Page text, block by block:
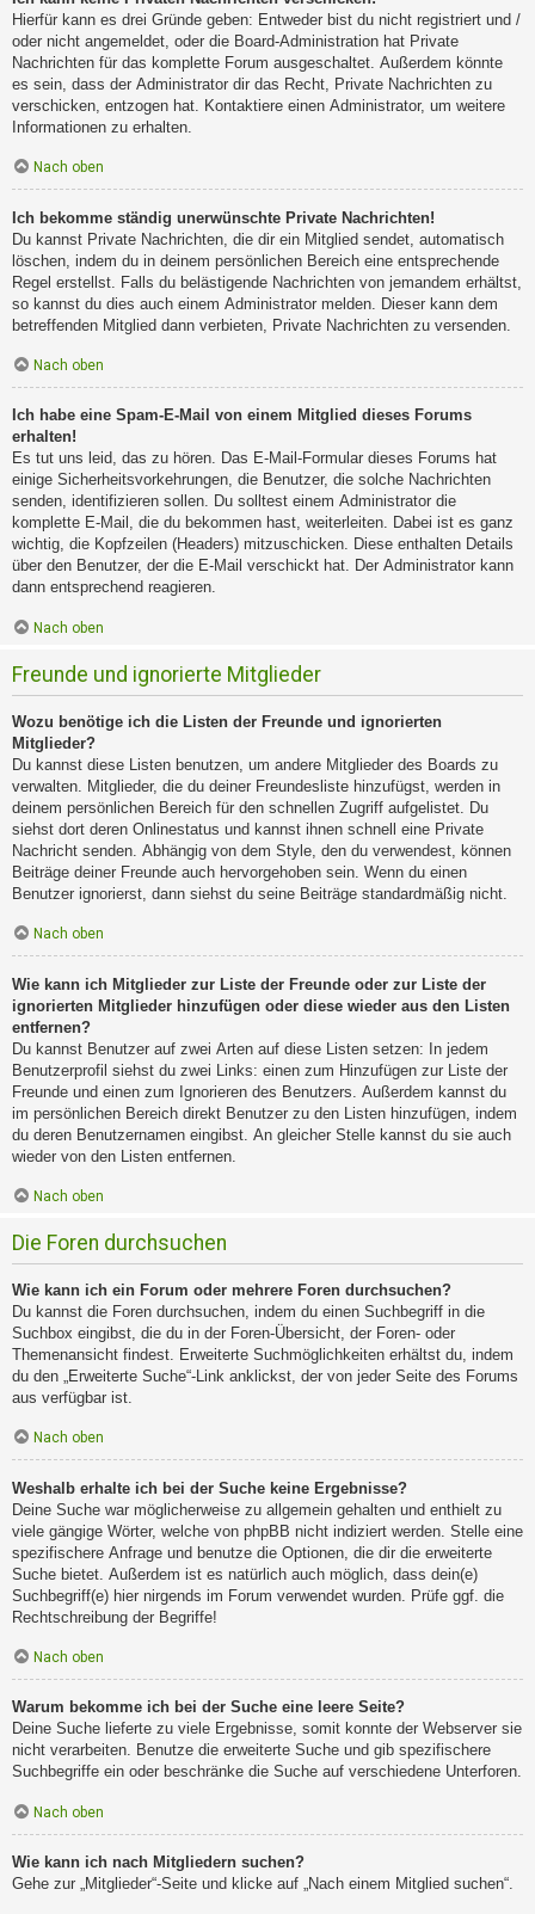
Hierfür kann es drei Gründe geben: Entweder bist du nicht registriert und /
oder nicht angemeldet, oder die Board-Administration hat Private
Nachrichten für das komplette Forum ausgeschaltet. Außerdem könnte
es sein, dass der Administrator dir das Recht, Private Nachrichten zu
verschicken, entzogen hat. Kontaktiere einen Administrator, um weitere
Informationen zu erhalten.
Nach oben
Ich bekomme ständig unerwünschte Private Nachrichten!
Du kannst Private Nachrichten, die dir ein Mitglied sendet, automatisch
löschen, indem du in deinem persönlichen Bereich eine entsprechende
Regel erstellst. Falls du belästigende Nachrichten von jemandem erhältst,
so kannst du dies auch einem Administrator melden. Dieser kann dem
betreffenden Mitglied dann verbieten, Private Nachrichten zu versenden.
Nach oben
Ich habe eine Spam-E-Mail von einem Mitglied dieses Forums
erhalten!
Es tut uns leid, das zu hören. Das E-Mail-Formular dieses Forums hat
einige Sicherheitsvorkehrungen, die Benutzer, die solche Nachrichten
senden, identifizieren sollen. Du solltest einem Administrator die
komplette E-Mail, die du bekommen hast, weiterleiten. Dabei ist es ganz
wichtig, die Kopfzeilen (Headers) mitzuschicken. Diese enthalten Details
über den Benutzer, der die E-Mail verschickt hat. Der Administrator kann
dann entsprechend reagieren.
Nach oben
Freunde und ignorierte Mitglieder
Wozu benötige ich die Listen der Freunde und ignorierten
Mitglieder?
Du kannst diese Listen benutzen, um andere Mitglieder des Boards zu
verwalten. Mitglieder, die du deiner Freundesliste hinzufügst, werden in
deinem persönlichen Bereich für den schnellen Zugriff aufgelistet. Du
siehst dort deren Onlinestatus und kannst ihnen schnell eine Private
Nachricht senden. Abhängig von dem Style, den du verwendest, können
Beiträge deiner Freunde auch hervorgehoben sein. Wenn du einen
Benutzer ignorierst, dann siehst du seine Beiträge standardmäßig nicht.
Nach oben
Wie kann ich Mitglieder zur Liste der Freunde oder zur Liste der
ignorierten Mitglieder hinzufügen oder diese wieder aus den Listen
entfernen?
Du kannst Benutzer auf zwei Arten auf diese Listen setzen: In jedem
Benutzerprofil siehst du zwei Links: einen zum Hinzufügen zur Liste der
Freunde und einen zum Ignorieren des Benutzers. Außerdem kannst du
im persönlichen Bereich direkt Benutzer zu den Listen hinzufügen, indem
du deren Benutzernamen eingibst. An gleicher Stelle kannst du sie auch
wieder von den Listen entfernen.
Nach oben
Die Foren durchsuchen
Wie kann ich ein Forum oder mehrere Foren durchsuchen?
Du kannst die Foren durchsuchen, indem du einen Suchbegriff in die
Suchbox eingibst, die du in der Foren-Übersicht, der Foren- oder
Themenansicht findest. Erweiterte Suchmöglichkeiten erhältst du, indem
du den „Erweiterte Suche“-Link anklickst, der von jeder Seite des Forums
aus verfügbar ist.
Nach oben
Weshalb erhalte ich bei der Suche keine Ergebnisse?
Deine Suche war möglicherweise zu allgemein gehalten und enthielt zu
viele gängige Wörter, welche von phpBB nicht indiziert werden. Stelle eine
spezifischere Anfrage und benutze die Optionen, die dir die erweiterte
Suche bietet. Außerdem ist es natürlich auch möglich, dass dein(e)
Suchbegriff(e) hier nirgends im Forum verwendet wurden. Prüfe ggf. die
Rechtschreibung der Begriffe!
Nach oben
Warum bekomme ich bei der Suche eine leere Seite?
Deine Suche lieferte zu viele Ergebnisse, somit konnte der Webserver sie
nicht verarbeiten. Benutze die erweiterte Suche und gib spezifischere
Suchbegriffe ein oder beschränke die Suche auf verschiedene Unterforen.
Nach oben
Wie kann ich nach Mitgliedern suchen?
Gehe zur „Mitglieder“-Seite und klicke auf „Nach einem Mitglied suchen“.